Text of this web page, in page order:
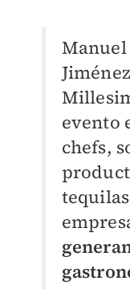
evento
chefs,